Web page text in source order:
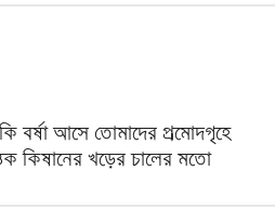
বর্ষা আসে তোমাদের প্রমোদগৃহে
কিষানের খড়ের চালের মতো